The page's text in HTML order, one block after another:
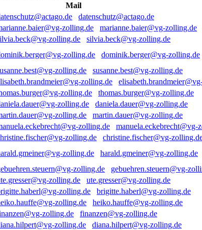
Mail
datenschutz@actago.de
marianne.baier@vg-zolling.de
silvia.beck@vg-zolling.de
dominik.berger@vg-zolling.de
susanne.best@vg-zolling.de
thomas.burger@vg-zolling.de
daniela.dauer@vg-zolling.de
martin.dauer@vg-zolling.de
manuela.eckebrecht@vg-
christine.fischer@vg-
harald.gmeiner@vg-zolling.de
gebuehren.steuern@vg-
ute.gresser@vg-zolling.de
brigitte.haberl@vg-zolling.de
heiko.hauffe@vg-zolling.de
finanzen@vg-zolling.de
diana.hilpert@vg-zolling.de